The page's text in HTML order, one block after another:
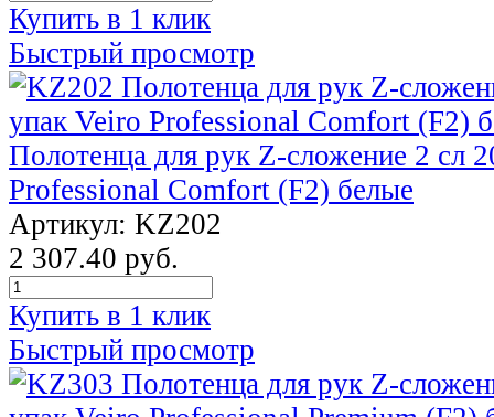
Купить в 1 клик
Быстрый просмотр
Полотенца для рук Z-сложение 2 сл
Professional Comfort (F2) белые
Артикул: KZ202
2 307.40 руб.
Купить в 1 клик
Быстрый просмотр